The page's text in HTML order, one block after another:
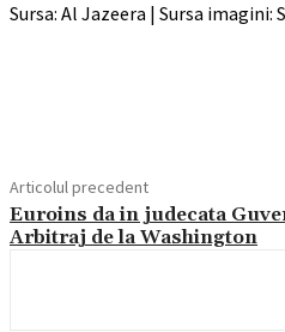
Sursa: Al Jazeera | Sursa
Articolul precedent
Euroins da in judecata
Arbitraj de la Washington